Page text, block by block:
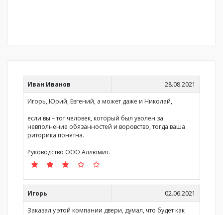
Иван Иванов
28.08.2021
Игорь, Юрий, Евгений, а может даже и Николай,
если вы – тот человек, который был уволен за
невполнение обязанностей и воровство, тогда ваша
риторика понятна.
Руководство ООО Аллюмит.
Игорь
02.06.2021
Заказал у этой компании двери, думал, что будет как